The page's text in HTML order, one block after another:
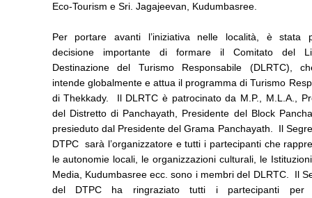
Eco-Tourism e Sri. Jagajeevan, Kudumbasree.
Per portare avanti l’iniziativa nelle località, è stata
decisione importante di formare il Comitato del
Destinazione del Turismo Responsabile (DLRTC),
intende globalmente e attua il programma di Turismo
di Thekkady. Il DLRTC è patrocinato da M.P., M.L.A.,
del Distretto di Panchayath, Presidente del Block
presieduto dal Presidente del Grama Panchayath. Il
DTPC sarà l’organizzatore e tutti i partecipanti che
le autonomie locali, le organizzazioni culturali, le
Media, Kudumbasree ecc. sono i membri del DLRTC. Il
del DTPC ha ringraziato tutti i partecipanti